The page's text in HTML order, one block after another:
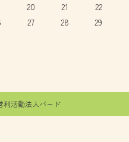
20 21
22
27 28
29
利活動法人バード